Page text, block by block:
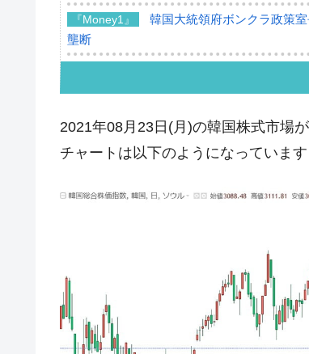
『Money1』
韓国大統領府ボンクラ政策
壟断
中国だけが鉄鋼輸出を異常
『Money1』 韓国製造業「半導体絶好調
『Money1』 【米韓激突案件】韓国消費
韓国型イージス搭載の次世
【対日本円】ウォン安が急
韓国政府『BYD』車への補
1.9倍！
『Money1』
在韓米国大使スティールが
ドを掲げる「在韓反米勢力」
2021年08月23日(月)の韓国株式市場
チャートは以下のようになっていま